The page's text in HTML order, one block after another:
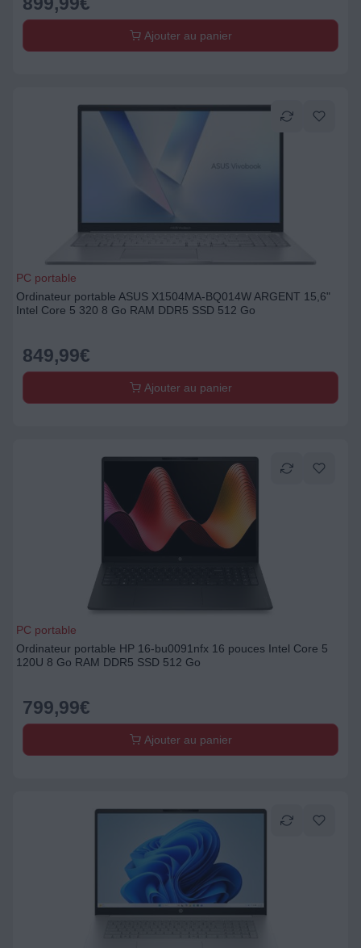
Ajouter au panier
PC portable
Ordinateur portable ASUS X1504MA-BQ014W ARGENT 15,6"
Intel Core 5 320 8 Go RAM DDR5 SSD 512 Go
849,99€
Ajouter au panier
PC portable
Ordinateur portable HP 16-bu0091nfx 16 pouces Intel Core 5
120U 8 Go RAM DDR5 SSD 512 Go
799,99€
Ajouter au panier